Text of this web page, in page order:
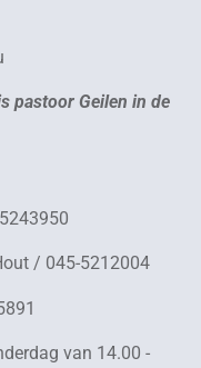
pastoor Geilen in de
/ 045-5212004
van 14.00 -